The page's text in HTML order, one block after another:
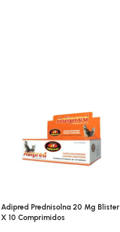
Adipred Prednisolna 20 Mg Blister
X 10 Comprimidos